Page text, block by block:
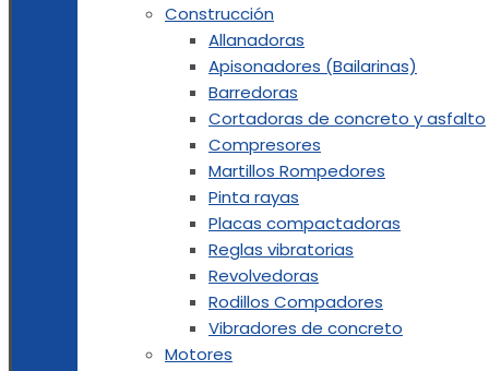
Construcción
Allanadoras
Apisonadores (Bailarinas)
Barredoras
Cortadoras de concreto y asfalto
Compresores
Martillos Rompedores
Pinta rayas
Placas compactadoras
Reglas vibratorias
Revolvedoras
Rodillos Compadores
Vibradores de concreto
Motores